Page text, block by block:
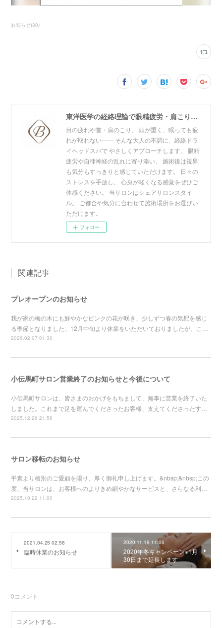
お知らせ(30)
東洋医学の経絡理論で眼精疲労・肩こり・リフトアップをケア。青山・赤坂・東神田の3拠点展開プライベートサロン。寝ても取れない疲れ・頭の重だるさにお悩みの方はご相談ください。
目の疲れや首・肩のこり、 頭が重く、眠っても疲
れが取れない―― そんな大人の不調に、経絡ドラ
イヘッドスパで やさしくアプローチします。 眼精
疲労や自律神経の乱れに寄り添い、 施術後は視界
も気分もすっきりと感じていただけます。 日々の
ストレスを手放し、 心身が軽くなる感覚をぜひご
体感ください。 当サロンはシェアサロンスタイ
ル。 ご都合や気分に合わせて施術場所をお選びい
ただけます。
フォロー
関連記事
プレオープンのお知らせ
我が家の梅の木にも鮮やかなピンクの花が咲き、少しずつ春の気配を感じ
る季節となりました。12月中旬より休業をいただいておりましたが、こ…
2026.02.07 01:30
小伝馬町サロン営業終了のお知らせと今後について
小伝馬町サロンは、皆さまのおかげをもちまして、無事に営業を終了いた
しました。これまで足を運んでくださったお客様、支えてくださったす…
2025.12.26 21:56
サロン移転のお知らせ
平素より格別のご愛顧を賜り、厚く御礼申し上げます。&nbsp;&nbsp;この
度、当サロンは、お客様へのよりきめ細やかなサービスと、さらなる利…
2025.10.22 11:00
2021.04.25 02:58
臨時休業のお知らせ
2020.11.19 11:00
2020年冬キャンペーン※1月
30日まで延長します
0コメント